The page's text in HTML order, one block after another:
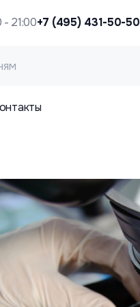
21:00+7 (495) 431-50-50